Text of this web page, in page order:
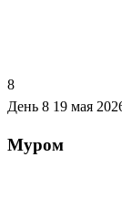
8
День 8 19 мая
Муром